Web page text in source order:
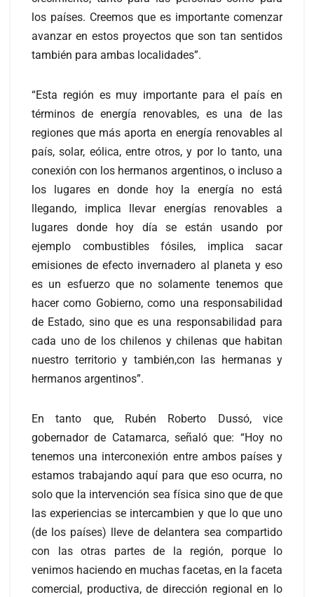
los países. Creemos que es importante comenzar
avanzar en estos proyectos que son tan sentidos
también para ambas localidades”.
“Esta región es muy importante para el país en
términos de energía renovables, es una de las
regiones que más aporta en energía renovables al
país, solar, eólica, entre otros, y por lo tanto, una
conexión con los hermanos argentinos, o incluso a
los lugares en donde hoy la energía no está
llegando, implica llevar energías renovables a
lugares donde hoy día se están usando por
ejemplo combustibles fósiles, implica sacar
emisiones de efecto invernadero al planeta y eso
es un esfuerzo que no solamente tenemos que
hacer como Gobierno, como una responsabilidad
de Estado, sino que es una responsabilidad para
cada uno de los chilenos y chilenas que habitan
nuestro territorio y también,con las hermanas y
hermanos argentinos”.
En tanto que, Rubén Roberto Dussó, vice
gobernador de Catamarca, señaló que: “Hoy no
tenemos una interconexión entre ambos países y
estamos trabajando aquí para que eso ocurra, no
solo que la intervención sea física sino que de que
las experiencias se intercambien y que lo que uno
(de los países) lleve de delantera sea compartido
con las otras partes de la región, porque lo
venimos haciendo en muchas facetas, en la faceta
comercial, productiva, de dirección regional en lo